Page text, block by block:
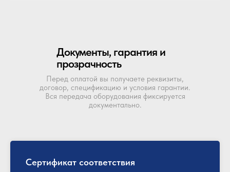
Документы, гарантия и
прозрачность
Перед оплатой вы получаете реквизиты,
договор, спецификацию и условия гарантии.
Вся передача оборудования фиксируется
документально.
Сертификат соответствия